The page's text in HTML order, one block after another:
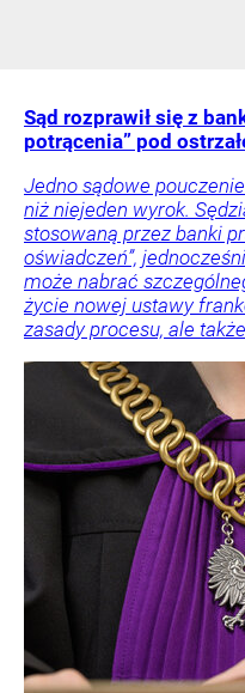
Sąd rozprawił się z
potrącenia” pod
Jedno sądowe
niż niejeden wyrok.
stosowaną przez banki
oświadczeń”,
może nabrać
życie nowej ustawy
zasady procesu, ale